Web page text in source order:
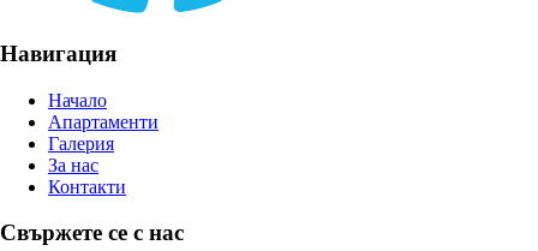
Навигация
Начало
Апартаменти
Галерия
За нас
Контакти
Свържете се с нас